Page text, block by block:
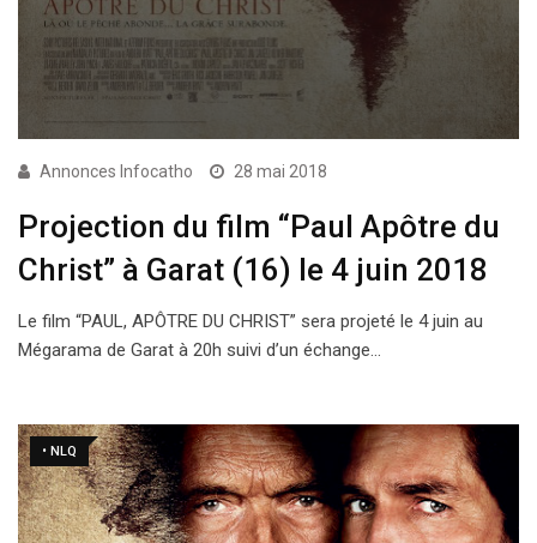
Annonces Infocatho 28 mai 2018
Projection du film “Paul Apôtre du
Christ” à Garat (16) le 4 juin 2018
Le film “PAUL, APÔTRE DU CHRIST” sera projeté le 4 juin au
Mégarama de Garat à 20h suivi d’un échange…
• NLQ